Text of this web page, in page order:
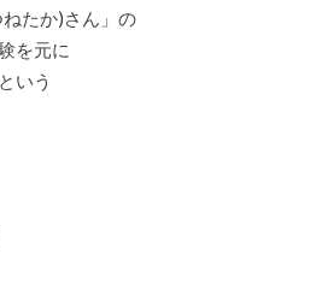
たか)さん」の
を元に
いう